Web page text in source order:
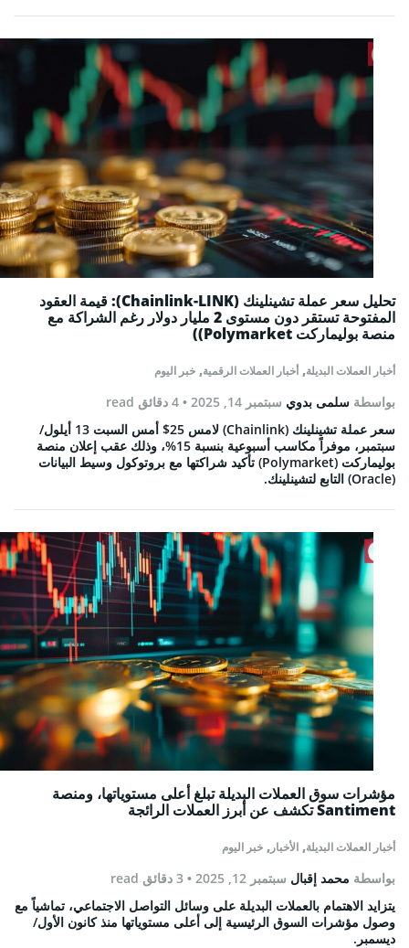
أخبار العملات البديلة, أخبار العملات الرقمية, خبر اليوم
تحليل سعر عملة تشينلينك (Chainlink-LINK): قيمة العقود
المفتوحة تستقر دون مستوى 2 مليار دولار رغم الشراكة مع
منصة بوليماركت Polymarket))
بواسطة سلمى بدوي سبتمبر 14, 2025
• 4 دقائق read
سعر عملة تشينلينك (Chainlink) لامس 25$ أمس السبت 13 أيلول/
سبتمبر، موفراً مكاسب أسبوعية بنسبة 15%، وذلك عقب إعلان منصة
بوليماركت (Polymarket) تأكيد شراكتها مع بروتوكول وسيط البيانات
(Oracle) التابع لتشينلينك.
أخبار العملات البديلة, الأخبار, خبر اليوم
مؤشرات سوق العملات البديلة تبلغ أعلى مستوياتها، ومنصة
Santiment تكشف عن أبرز العملات الرائجة
بواسطة محمد إقبال سبتمبر 12, 2025
• 3 دقائق read
يتزايد الاهتمام بالعملات البديلة على وسائل التواصل الاجتماعي، تماشياً مع
وصول مؤشرات السوق الرئيسية إلى أعلى مستوياتها منذ كانون الأول/
ديسمبر.